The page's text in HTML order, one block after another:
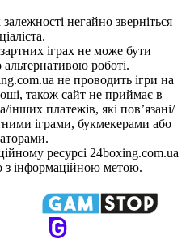
негайно зверніться
іграх не може бути
роботі.
не проводить ігри на
також сайт не приймає в
платежів, які пов’язані/
іграми, букмекерами або
ресурсі 24boxing.com.ua
з інформаційною метою.